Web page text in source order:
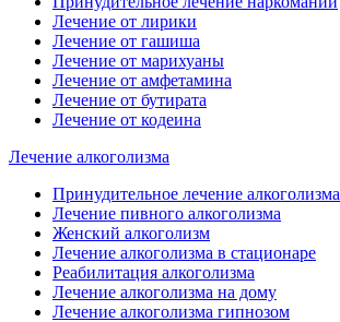
Лечение от лирики
Лечение от гашиша
Лечение от марихуаны
Лечение от амфетамина
Лечение от бутирата
Лечение от кодеина
Лечение алкоголизма
Принудительное лечение алкоголизма
Лечение пивного алкоголизма
Женский алкоголизм
Лечение алкоголизма в стационаре
Реабилитация алкоголизма
Лечение алкоголизма на дому
Лечение алкоголизма гипнозом